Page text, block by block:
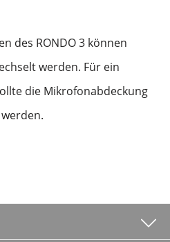
des RONDO 3 können
werden. Für ein
die Mikrofonabdeckung